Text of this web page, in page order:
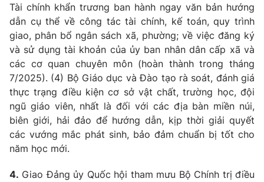
Tài chính khẩn trương ban hành ngay văn bản hướng
dẫn cụ thể về công tác tài chính, kế toán, quy trình
giao, phân bổ ngân sách xã, phường; về việc đăng ký
và sử dụng tài khoản của ủy ban nhân dân cấp xã và
các cơ quan chuyên môn (hoàn thành trong tháng
7/2025). (4) Bộ Giáo dục và Đào tạo rà soát, đánh giá
thực trạng điều kiện cơ sở vật chất, trường học, đội
ngũ giáo viên, nhất là đối với các địa bàn miền núi,
biên giới, hải đảo để hướng dẫn, kịp thời giải quyết
các vướng mắc phát sinh, bảo đảm chuẩn bị tốt cho
năm học mới.
4. Giao Đảng ủy Quốc hội tham mưu Bộ Chính trị điều